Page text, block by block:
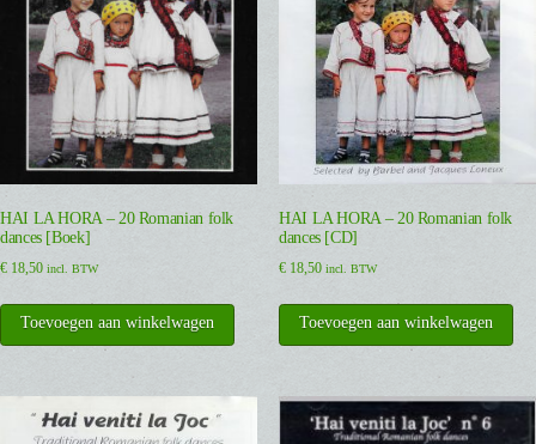
HAI LA HORA – 20 Romanian folk
dances [Boek]
€ 18,50 incl. BTW
Toevoegen aan winkelwagen
HAI LA HORA – 20 Romanian folk
dances [CD]
€18,50 incl. BTW
Toevoegen aan winkelwagen